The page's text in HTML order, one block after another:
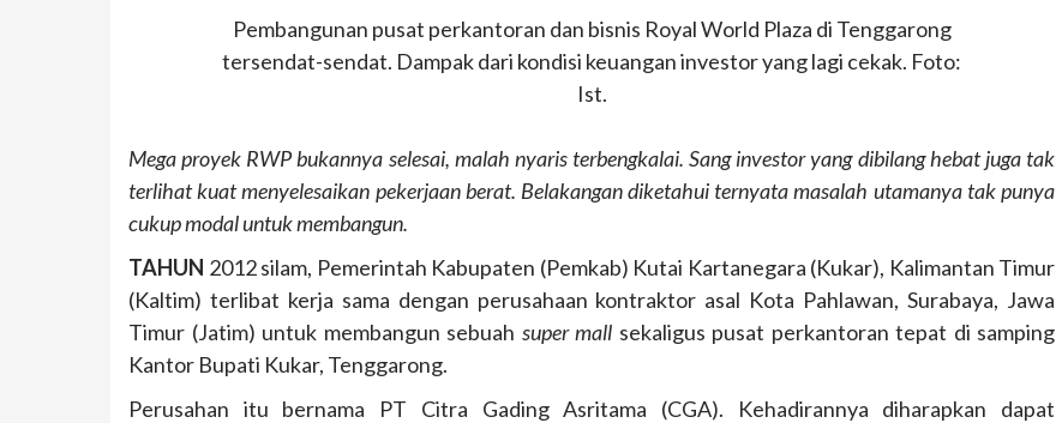
Pembangunan pusat perkantoran dan bisnis Royal World Plaza di Tenggarong
tersendat-sendat. Dampak dari kondisi keuangan investor yang lagi cekak. Foto:
Ist.
Mega proyek RWP bukannya selesai, malah nyaris terbengkalai. Sang investor yang dibilang hebat juga tak
terlihat kuat menyelesaikan pekerjaan berat. Belakangan diketahui ternyata masalah utamanya tak punya
cukup modal untuk membangun.
TAHUN 2012 silam, Pemerintah Kabupaten (Pemkab) Kutai Kartanegara (Kukar), Kalimantan Timur
(Kaltim) terlibat kerja sama dengan perusahaan kontraktor asal Kota Pahlawan, Surabaya, Jawa
Timur (Jatim) untuk membangun sebuah super mall sekaligus pusat perkantoran tepat di samping
Kantor Bupati Kukar, Tenggarong.
Perusahan itu bernama PT Citra Gading Asritama (CGA). Kehadirannya diharapkan dapat